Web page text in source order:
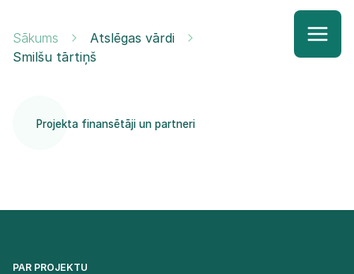
Sākums
Atslēgas vārdi
Smilšu tārtiņš
Projekta finansētāji un partneri
PAR PROJEKTU